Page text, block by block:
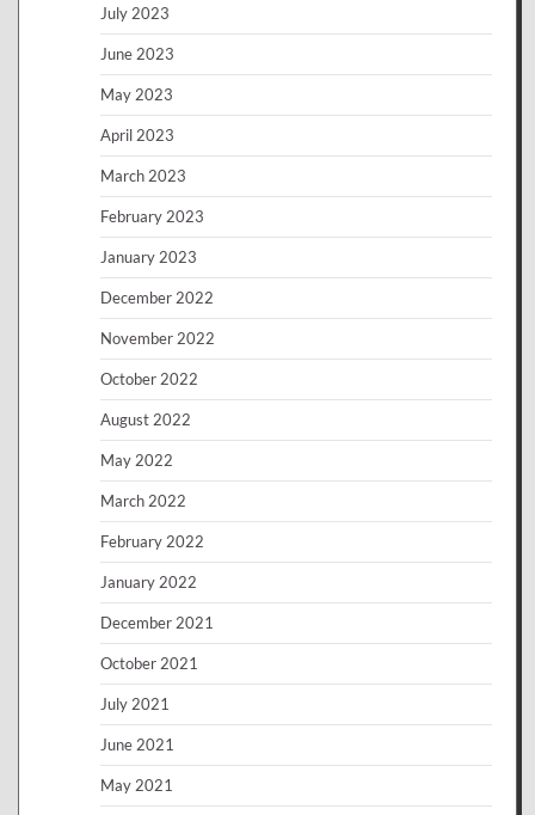
July 2023
June 2023
May 2023
April 2023
March 2023
February 2023
January 2023
December 2022
November 2022
October 2022
August 2022
May 2022
March 2022
February 2022
January 2022
December 2021
October 2021
July 2021
June 2021
May 2021